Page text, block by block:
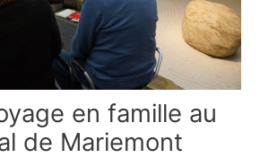
en famille au
de Mariemont